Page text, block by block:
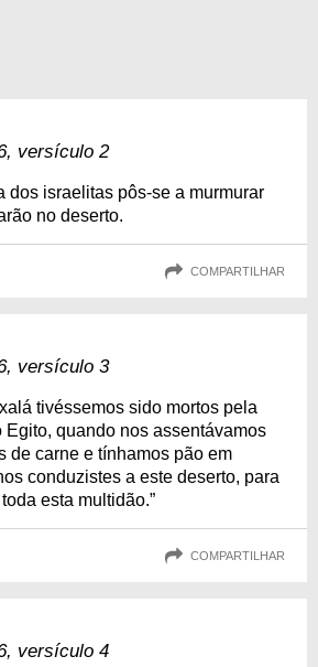
versículo 2
dos israelitas pôs-se a murmurar
no deserto.
COMPARTILHAR
versículo 3
tivéssemos sido mortos pela
Egito, quando nos assentávamos
de carne e tínhamos pão em
conduzistes a este deserto, para
esta multidão.”
COMPARTILHAR
versículo 4